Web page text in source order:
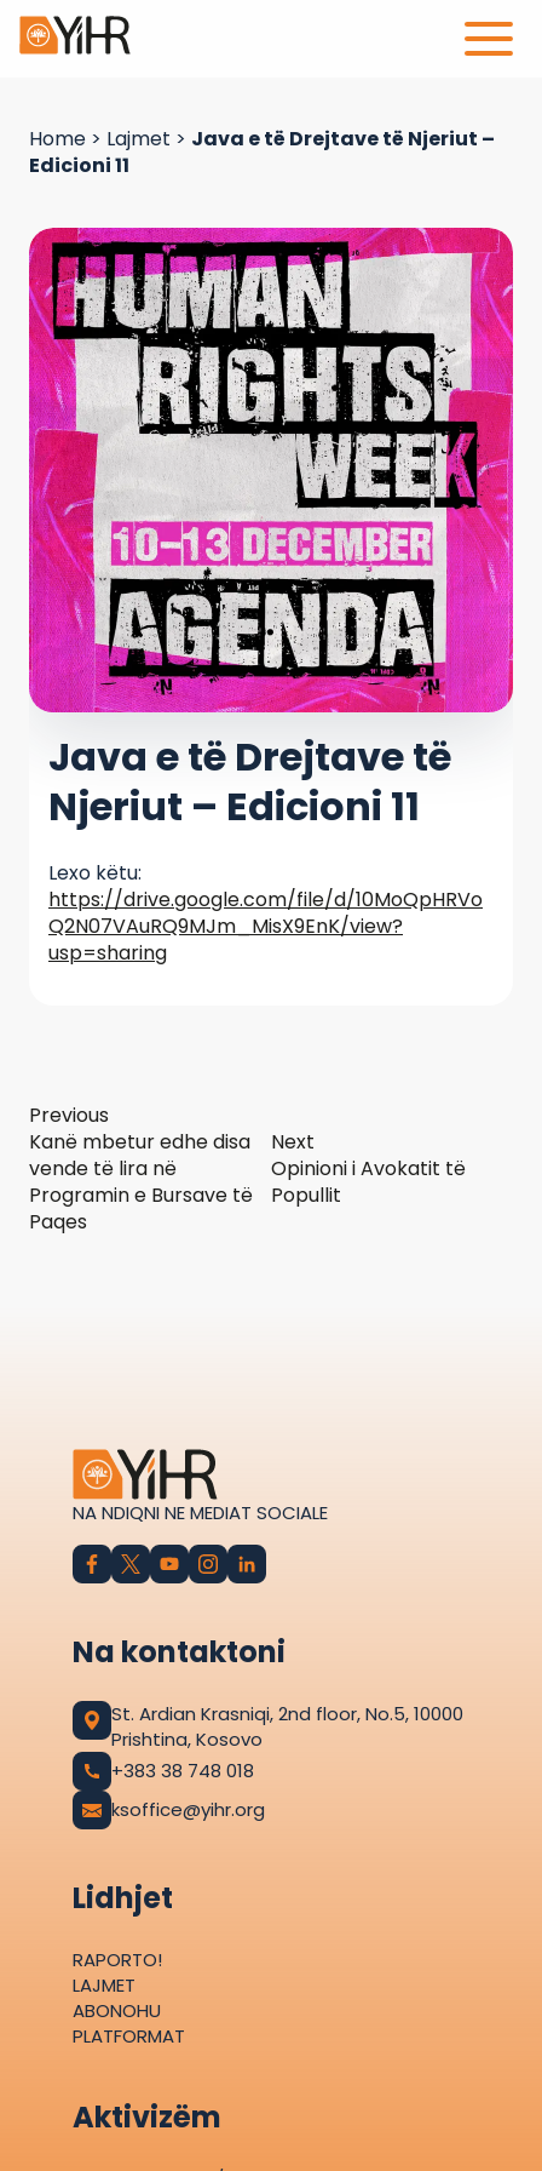
Home > Lajmet > Java e të Drejtave të Njeriut –
Edicioni 11
Java e të Drejtave të
Njeriut – Edicioni 11
Lexo këtu:
https://drive.google.com/file/d/10MoQpHRVo
Q2N07VAuRQ9MJm_MisX9EnK/view?
usp=sharing
Previous
Kanë mbetur edhe disa
vende të lira në
Programin e Bursave të
Paqes
Next
Opinioni i Avokatit të
Popullit
NA NDIQNI NE MEDIAT SOCIALE
Na kontaktoni
St. Ardian Krasniqi, 2nd floor, No.5, 10000
Prishtina, Kosovo
+383 38 748 018
ksoffice@yihr.org
Lidhjet
RAPORTO!
LAJMET
ABONOHU
PLATFORMAT
Aktivizëm